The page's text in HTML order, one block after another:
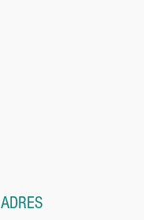
ADRES